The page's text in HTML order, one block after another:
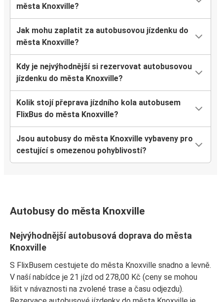
města Knoxville?
Jak mohu zaplatit za autobusovou jízdenku do
města Knoxville?
Kdy je nejvýhodnější si rezervovat autobusovou
jízdenku do města Knoxville?
Kolik stojí přeprava jízdního kola autobusem
FlixBus do města Knoxville?
Jsou autobusy do města Knoxville vybaveny pro
cestující s omezenou pohyblivostí?
Autobusy do města Knoxville
Nejvýhodnější autobusová doprava do města
Knoxville
S FlixBusem cestujete do města Knoxville snadno a levně.
V naší nabídce je 21 jízd od 278,00 Kč (ceny se mohou
lišit v návaznosti na zvolené trase a času odjezdu).